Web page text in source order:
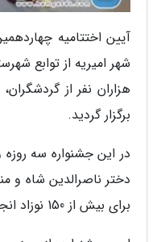
آیین اختتامیه
شهر امیریه از توابع
هزاران نفر از
برگزار گردید.
در این جشنواره سه
دختر ناصرالدین شاه و
برای بیش از 150 نوزاد انجام شد.